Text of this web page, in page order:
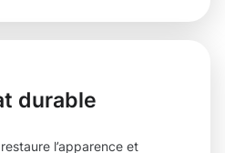
durable
l’apparence et